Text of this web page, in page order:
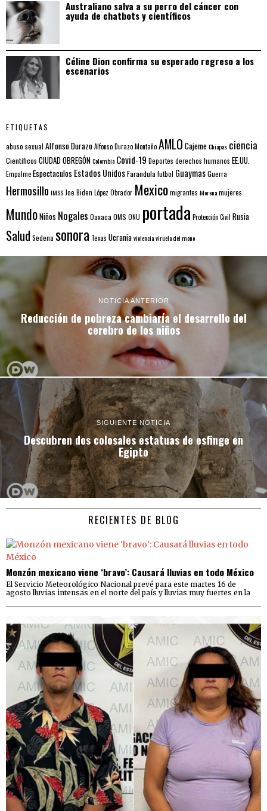
Australiano salva a su perro del cáncer con
ayuda de chatbots y científicos
Céline Dion confirma su esperado regreso a los
escenarios
ETIQUETAS
abuso sexual Alfonso DurazoAlfonso Durazo MontañoAMLO CajemeChiapas ciencia
Científicos CIUDAD OBREGÓNColombia Covid-19 Deportes derechos humanos EE.UU.
EmpalmeEspectaculos Estados UnidosFarandulafutbol GuaymasGuerra
Hermosillo IMSS Joe Biden López Obrador Mexicomigrantes Morenamujeres
MundoNiños Nogales Oaxaca OMS ONU portada Protección Civil Rusia
Salud Sedena sonora Texas Ucraniaviolenciaviruela del mono
NOTICIA ANTERIOR
Reducción de pobreza cambiaría el desarrollo del
cerebro de los niños
SIGUIENTE NOTICIA
Descubren dos colosales estatuas de esfinge en
Egipto
RECIENTES DE BLOG
Monzón mexicano viene ‘bravo’: Causará lluvias en todo México
El Servicio Meteorológico Nacional prevé para este martes 16 de
agosto lluvias intensas en el norte del país y lluvias muy fuertes en la